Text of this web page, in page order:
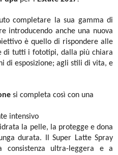
completare la sua gamma di
introducendo anche una nuova
è quello di rispondere alle
di tutti i fototipi, dalla più chiara
di esposizione; agli stili di vita, e
si completa così con una
intensivo
la pelle, la protegge e dona
durata. Il Super Latte Spray
consistenza ultra-leggera e a